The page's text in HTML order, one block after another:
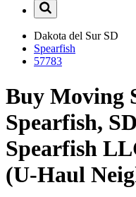
Dakota del Sur SD
Spearfish
57783
Buy Moving
Spearfish,
Spearfish
(U-Haul